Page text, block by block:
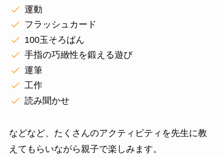
運動
フラッシュカード
100玉そろばん
手指の巧緻性を鍛える遊び
運筆
工作
読み聞かせ
などなど、たくさんのアクティビティを先生に教
えてもらいながら親子で楽しみます。